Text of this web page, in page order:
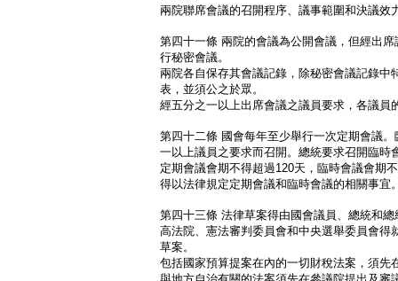
兩院聯席會議的召開程序、議事範圍和決議效
第四十一條 兩院的會議為公開會議，但經出
行秘密會議。
兩院各自保存其會議記錄，除秘密會議記錄中
表，並須公之於眾。
經五分之一以上出席會議之議員要求，各議員
第四十二條 國會每年至少舉行一次定期會議
一以上議員之要求而召開。總統要求召開臨時
定期會議會期不得超過120天，臨時會議會期
得以法律規定定期會議和臨時會議的相關事宜
第四十三條 法律草案得由國會議員、總統和
高法院、憲法審判委員會和中央選舉委員會得
草案。
包括國家預算提案在內的一切財稅法案，須先